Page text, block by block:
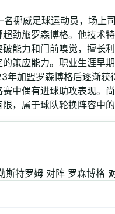
挪威足球运动员，场上
劲旅罗森博格。他技术
能力和门前嗅觉，擅长
策应能力。职业生涯早
年加盟罗森博格后逐渐获
中偶有进球助攻表现。
，属于球队轮换阵容中的
斯特罗姆 对阵 罗森博格